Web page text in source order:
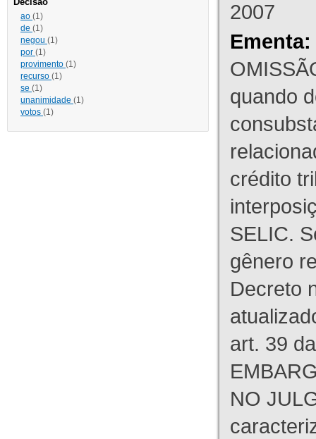
ao (1)
de (1)
negou (1)
por (1)
provimento (1)
recurso (1)
se (1)
unanimidade (1)
votos (1)
2007
Ementa:
quando
crédito
SELIC.
gênero
Decreto
art. 39
NO